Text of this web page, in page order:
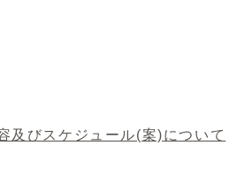
及びスケジュール(案)について